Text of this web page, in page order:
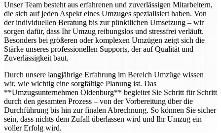
Unser Team besteht aus erfahrenen und zuverlässigen Mitarbeitern,
die sich auf jeden Aspekt eines Umzuges spezialisiert haben. Von
der individuellen Beratung bis zur pünktlichen Umsetzung – wir
sorgen dafür, dass Ihr Umzug reibungslos und stressfrei verläuft.
Besonders bei größeren oder komplexen Umzügen zeigt sich die
Stärke unseres professionellen Supports, der auf Qualität und
Zuverlässigkeit baut.
Durch unsere langjährige Erfahrung im Bereich Umzüge wissen
wir, wie wichtig eine sorgfältige Planung ist. Das
**Umzugsunternehmen Oldenburg** begleitet Sie Schritt für Schritt
durch den gesamten Prozess – von der Vorbereitung über die
Durchführung bis hin zur finalen Abrechnung. So können Sie sicher
sein, dass nichts dem Zufall überlassen wird und Ihr Umzug ein
voller Erfolg wird.